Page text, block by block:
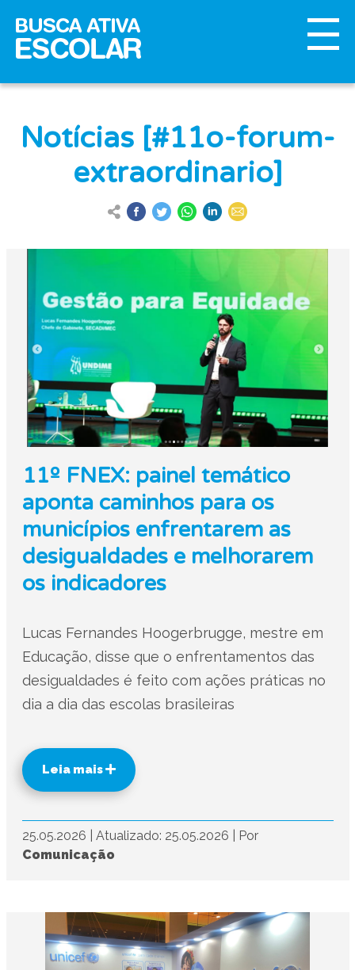
Notícias [#11o-forum-
extraordinario]
11º FNEX: painel temático
aponta caminhos para os
municípios enfrentarem as
desigualdades e melhorarem
os indicadores
Lucas Fernandes Hoogerbrugge, mestre em
Educação, disse que o enfrentamentos das
desigualdades é feito com ações práticas no
dia a dia das escolas brasileiras
Leia mais
25.05.2026 Atualizado: 25.05.2026
Por
Comunicação